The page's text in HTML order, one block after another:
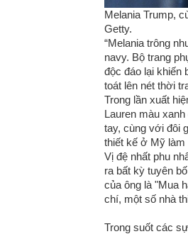
Melania Trump,
Getty.
“Melania trông
navy. Bộ trang
độc đáo lại khiến
toát lên nét thời
Trong lần xuất
Lauren màu
tay, cùng với đôi
thiết kế ở Mỹ làm
Vị đệ nhất phu
ra bất kỳ tuyên
của ông là "Mua
chí, một số nhà
Trong suốt các